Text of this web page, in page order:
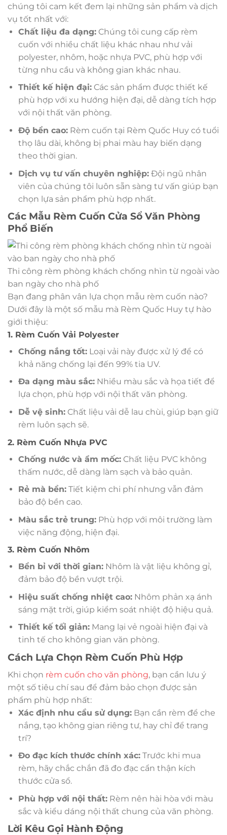
chúng tôi cam kết đem lại những sản phẩm và dịch
vụ tốt nhất với:
Chất liệu đa dạng:Chúng tôi cung cấp rèm
cuốn với nhiều chất liệu khác nhau như vải
polyester, nhôm, hoặc nhựa PVC, phù hợp với
từng nhu cầu và không gian khác nhau.
Thiết kế hiện đại:Các sản phẩm được thiết kế
phù hợp với xu hướng hiện đại, dễ dàng tích hợp
với nội thất văn phòng.
Độ bền cao:Rèm cuốn tại Rèm Quốc Huy có tuổi
thọ lâu dài, không bị phai màu hay biến dạng
theo thời gian.
Dịch vụ tư vấn chuyên nghiệp:Đội ngũ nhân
viên của chúng tôi luôn sẵn sàng tư vấn giúp bạn
chọn lựa sản phẩm phù hợp nhất.
Các Mẫu Rèm Cuốn Cửa Sổ Văn Phòng
Phổ Biến
Thi công rèm phòng khách chống nhìn từ ngoài vào
ban ngày cho nhà phố
Bạn đang phân vân lựa chọn mẫu rèm cuốn nào?
Dưới đây là một số mẫu mà Rèm Quốc Huy tự hào
giới thiệu:
1. Rèm Cuốn Vải Polyester
Chống nắng tốt:Loại vải này được xử lý để có
khả năng chống lại đến 99% tia UV.
Đa dạng màu sắc:Nhiều màu sắc và họa tiết để
lựa chọn, phù hợp với nội thất văn phòng.
Dễ vệ sinh:Chất liệu vải dễ lau chùi, giúp bạn giữ
rèm luôn sạch sẽ.
2. Rèm Cuốn Nhựa PVC
Chống nước và ẩm mốc:Chất liệu PVC không
thấm nước, dễ dàng làm sạch và bảo quản.
Rẻ mà bền:Tiết kiệm chi phí nhưng vẫn đảm
bảo độ bền cao.
Màu sắc trẻ trung:Phù hợp với môi trường làm
việc năng động, hiện đại.
3. Rèm Cuốn Nhôm
Bền bỉ với thời gian:Nhôm là vật liệu không gỉ,
đảm bảo độ bền vượt trội.
Hiệu suất chống nhiệt cao:Nhôm phản xạ ánh
sáng mặt trời, giúp kiểm soát nhiệt độ hiệu quả.
Thiết kế tối giản:Mang lại vẻ ngoài hiện đại và
tinh tế cho không gian văn phòng.
Cách Lựa Chọn Rèm Cuốn Phù Hợp
Khi chọn rèm cuốn cho văn phòng, bạn cần lưu ý
một số tiêu chí sau để đảm bảo chọn được sản
phẩm phù hợp nhất:
Xác định nhu cầu sử dụng:Bạn cần rèm để che
nắng, tạo không gian riêng tư, hay chỉ để trang
trí?
Đo đạc kích thước chính xác:Trước khi mua
rèm, hãy chắc chắn đã đo đạc cẩn thận kích
thước cửa sổ.
Phù hợp với nội thất:Rèm nên hài hòa với màu
sắc và kiểu dáng nội thất chung của văn phòng.
Lời Kêu Gọi Hành Động